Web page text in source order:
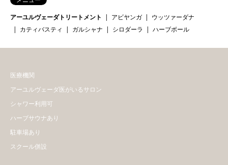
アーユルヴェーダトリートメント
アビヤンガ
ウッツァーダナ
カティバスティ
ガルシャナ シロダーラ ハーブボール
医療機関
アーユルヴェーダ医がいるサロン
シャワー利用可
ハーブサウナあり
駐車場あり
スクール併設